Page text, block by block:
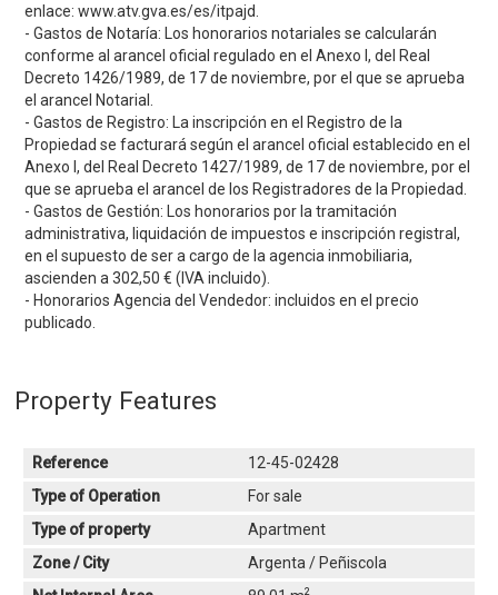
enlace: www.atv.gva.es/es/itpajd.
- Gastos de Notaría: Los honorarios notariales se calcularán
conforme al arancel oficial regulado en el Anexo I, del Real
Decreto 1426/1989, de 17 de noviembre, por el que se aprueba
el arancel Notarial.
- Gastos de Registro: La inscripción en el Registro de la
Propiedad se facturará según el arancel oficial establecido en el
Anexo I, del Real Decreto 1427/1989, de 17 de noviembre, por el
que se aprueba el arancel de los Registradores de la Propiedad.
- Gastos de Gestión: Los honorarios por la tramitación
administrativa, liquidación de impuestos e inscripción registral,
en el supuesto de ser a cargo de la agencia inmobiliaria,
ascienden a 302,50 € (IVA incluido).
- Honorarios Agencia del Vendedor: incluidos en el precio
publicado.
Property Features
Reference
12-45-02428
Type of Operation
For sale
Type of property
Apartment
Zone / City
Argenta / Peñiscola
2